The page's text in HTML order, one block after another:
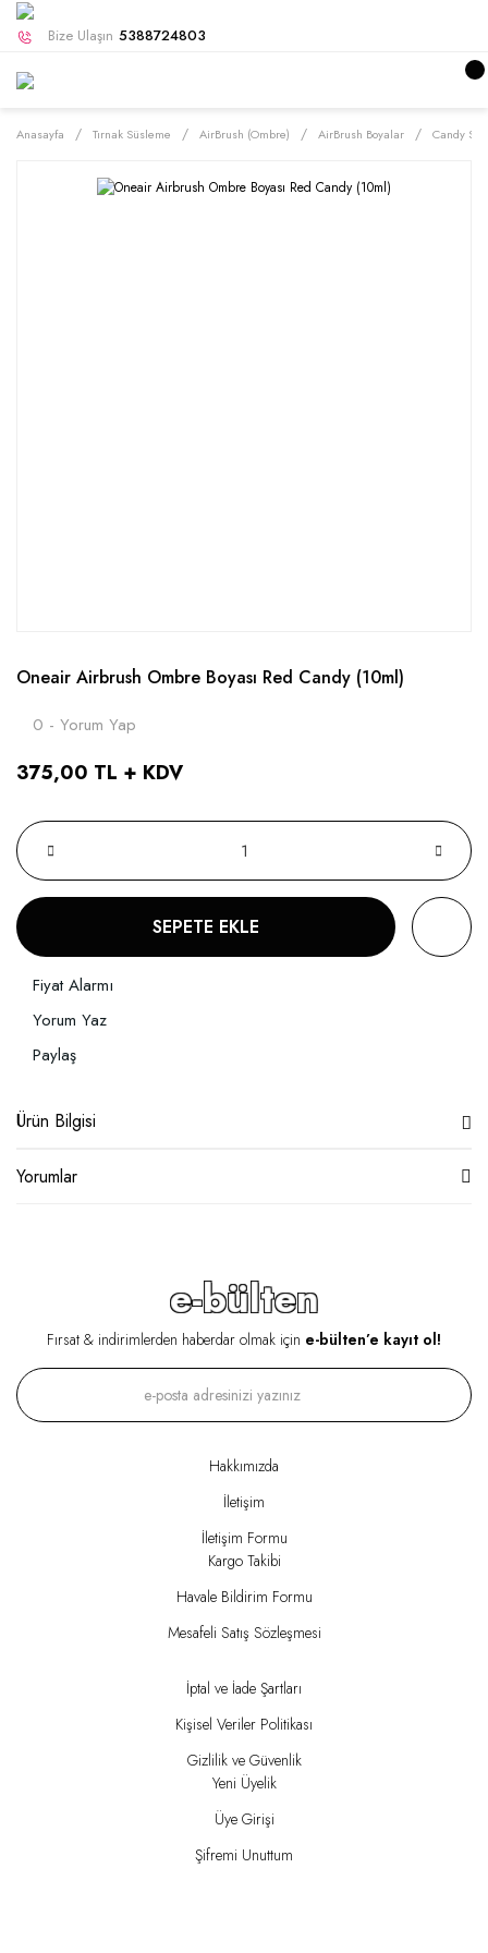
Bize Ulaşın 5388724803
Anasayfa Tırnak Süsleme AirBrush (Ombre) AirBrush Boyalar Candy
Oneair Airbrush Ombre Boyası Red Candy (10ml)
0 - Yorum Yap
375,00 TL + KDV
SEPETE EKLE
Fiyat Alarmı
Yorum Yaz
Paylaş
Ürün Bilgisi
Yorumlar
e-bülten
Fırsat & indirimlerden haberdar olmak için e-bülten’e kayıt ol!
Hakkımızda
İletişim
İletişim Formu
Kargo Takibi
Havale Bildirim Formu
Mesafeli Satış Sözleşmesi
İptal ve İade Şartları
Kişisel Veriler Politikası
Gizlilik ve Güvenlik
Yeni Üyelik
Üye Girişi
Şifremi Unuttum